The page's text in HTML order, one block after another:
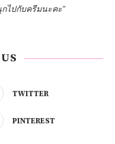
ไปกับครีมนะคะ"
TWITTER
PINTEREST